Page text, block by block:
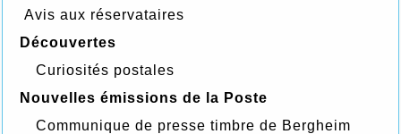
Avis aux réservataires
Découvertes
Curiosités postales
Nouvelles émissions de la Poste
Communique de presse timbre de Bergheim